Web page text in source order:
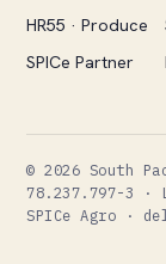
HR55 · Produce
SPICe Partner
©2026 South
78.237.797-3 ·
SPICe Agro ·